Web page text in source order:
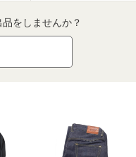
をしませんか？